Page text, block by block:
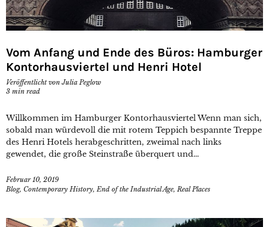
Vom Anfang und Ende des Büros: Hamburger
Kontorhausviertel und Henri Hotel
Veröffentlicht vonJulia Peglow
3 min read
Willkommen im Hamburger Kontorhausviertel Wenn man sich,
sobald man würdevoll die mit rotem Teppich bespannte Treppe
des Henri Hotels herabgeschritten, zweimal nach links
gewendet, die große Steinstraße überquert und...
Februar 10, 2019
Blog, Contemporary History, End of the Industrial Age, Real Places